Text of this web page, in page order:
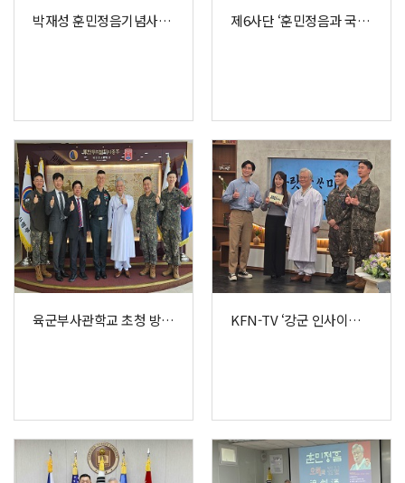
박재성 훈민정음기념사업회 이사장, 국방TV KFN ‘강군인사이드’ 특별강연 출연 제6사단 ‘훈민정음과 국가안보’ 특강 실시
육군부사관학교 초청 방문한 박재성 이사장과 임원 KFN-TV ‘강군 인사이드’ '훈민정음, 국가를 움직인 소통의 힘' 강연 녹화